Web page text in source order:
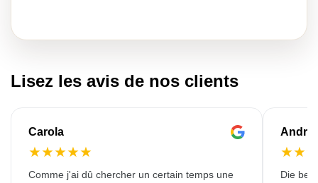
Lisez les avis de nos clients
Carola
★★★★★
Comme j'ai dû chercher un certain temps une
★★
Die